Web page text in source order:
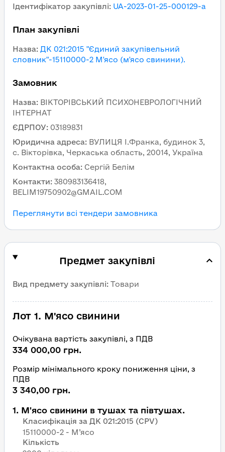
Ідентифікатор закупівлі: UA-2023-01-25-000129-a
План закупівлі
Назва: ДК 021:2015 "Єдиний закупівельний
словник"-15110000-2 М'ясо (м'ясо свинини).
Замовник
Назва: ВІКТОРІВСЬКИЙ ПСИХОНЕВРОЛОГІЧНИЙ
ІНТЕРНАТ
ЄДРПОУ: 03189831
Юридична адреса: ВУЛИЦЯ І.Франка, будинок 3,
с. Вікторівка, Черкаська область, 20014, Україна
Контактна особа: Сергій Белім
Контакти: 380983136418,
BELIM19750902@GMAIL.COM
Переглянути всі тендери замовника
Предмет закупівлі
Вид предмету закупівлі: Товари
Лот 1. М'ясо свинини
Очікувана вартість закупівлі, з ПДВ
334 000,00 грн.
Розмір мінімального кроку пониження ціни, з
ПДВ
3 340,00 грн.
1. М'ясо свинини в тушах та півтушах.
Класифікація за ДК 021:2015 (CPV)
15110000-2 - М’ясо
Кількість